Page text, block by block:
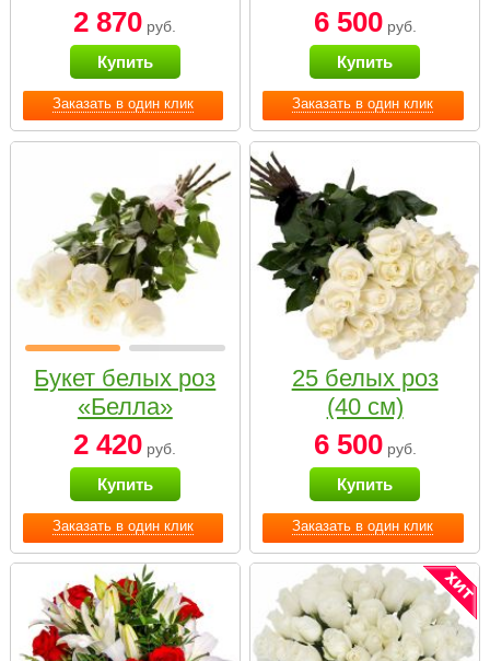
Заказать в один клик
2 870 руб.
Купить
Заказать в один клик
6 500руб.
Купить
Заказать в один клик
Букет белых роз
«Белла»
2 420 руб.
Купить
Заказать в один клик
25 белых роз
(40 см)
6 500руб.
Купить